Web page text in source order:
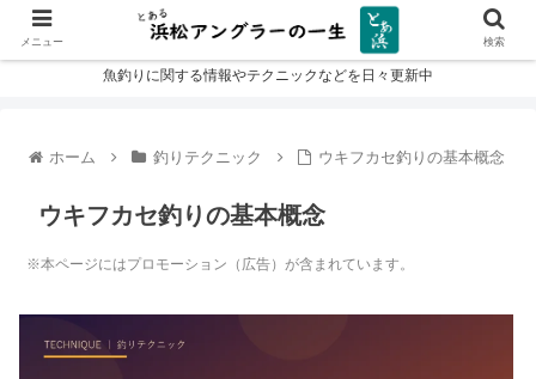
魚釣りに関する情報やテクニックなどを日々更新中
ホーム 釣りテクニック ウキフカセ釣りの基本概念
ウキフカセ釣りの基本概念
※本ページにはプロモーション（広告）が含まれています。
メニュー 検索